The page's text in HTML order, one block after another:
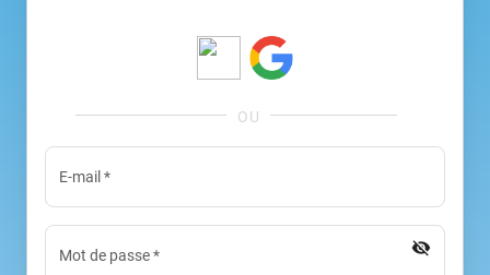
E-mail *
Mot de passe* visibility_off